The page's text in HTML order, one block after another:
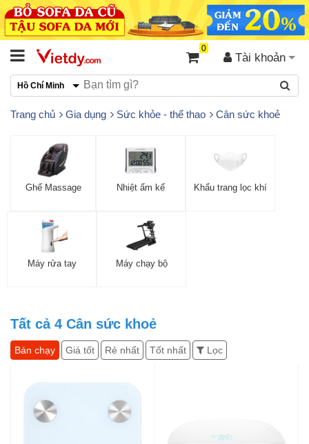
Tài khoản
0
Hồ Chí Minh
Trang chủ Gia dụng Sức khỏe - thể thao Cân sức khoẻ
Ghế Massage Nhiệt ẩm kế Khẩu trang lọc khí
Máy rửa tay Máy chạy bộ
Tất cả 4 Cân sức khoẻ
Bán chạy Giá tốt Rẻ nhất Tốt nhất Lọc